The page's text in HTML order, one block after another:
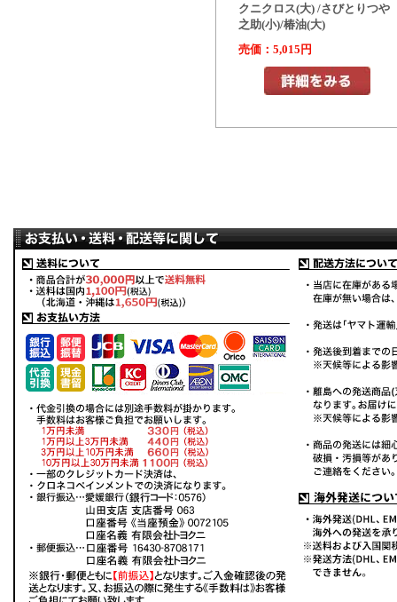
クニクロス(大) /さびとりつや
之助(小)/椿油(大)
売価：5,015円